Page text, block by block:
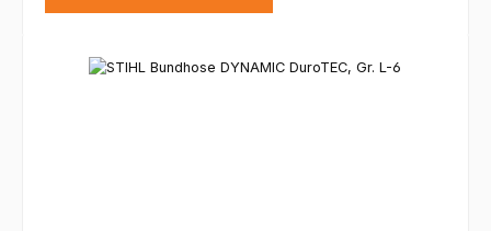
Bildergalerie überspringen